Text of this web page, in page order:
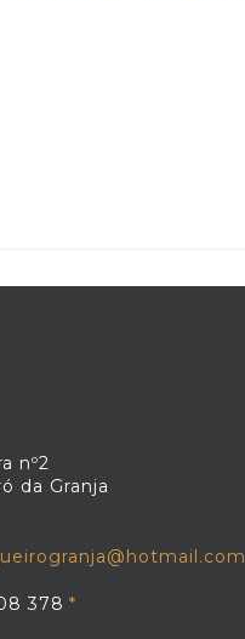
nº2
da Granja
378